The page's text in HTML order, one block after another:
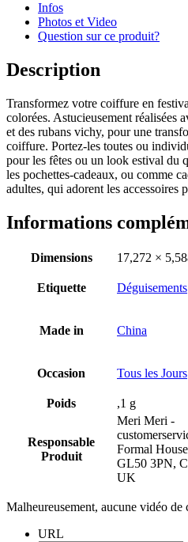
Infos
Photos et Video
Question sur ce produit?
Description
Transformez votre coiffure en
colorées. Astucieusement réalisées
et des rubans vichy, pour une
coiffure. Portez-les toutes ou
pour les fêtes ou un look estival du
les pochettes-cadeaux, ou comme
adultes, qui adorent les accessoires
Informations
Dimensions 17,272 ×
Etiquette Déguisements
Made in China
Occasion Tous les Jours
Poids ,1 g
Responsable
Produit
Meri Meri -
Formal
GL50 3PN,
UK
Malheureusement, aucune vidéo de
URL